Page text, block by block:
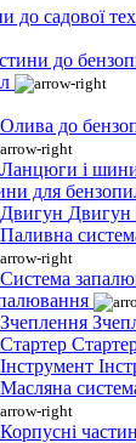
до садової
для
Двигун